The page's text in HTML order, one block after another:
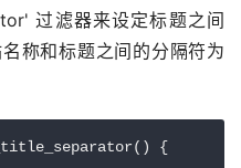
称和标题之间的分隔符为
{